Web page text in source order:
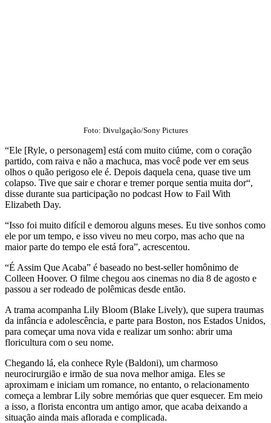
Foto: Divulgação/Sony Pictures
“Ele [Ryle, o personagem] está com muito ciúme, com o coração
partido, com raiva e não a machuca, mas você pode ver em seus
olhos o quão perigoso ele é. Depois daquela cena, quase tive um
colapso. Tive que sair e chorar e tremer porque sentia muita dor“,
disse durante sua participação no podcast How to Fail With
Elizabeth Day.
“Isso foi muito difícil e demorou alguns meses. Eu tive sonhos como
ele por um tempo, e isso viveu no meu corpo, mas acho que na
maior parte do tempo ele está fora”, acrescentou.
“É Assim Que Acaba” é baseado no best-seller homônimo de
Colleen Hoover. O filme chegou aos cinemas no dia 8 de agosto e
passou a ser rodeado de polêmicas desde então.
A trama acompanha Lily Bloom (Blake Lively), que supera traumas
da infância e adolescência, e parte para Boston, nos Estados Unidos,
para começar uma nova vida e realizar um sonho: abrir uma
floricultura com o seu nome.
Chegando lá, ela conhece Ryle (Baldoni), um charmoso
neurocirurgião e irmão de sua nova melhor amiga. Eles se
aproximam e iniciam um romance, no entanto, o relacionamento
começa a lembrar Lily sobre memórias que quer esquecer. Em meio
a isso, a florista encontra um antigo amor, que acaba deixando a
situação ainda mais aflorada e complicada.